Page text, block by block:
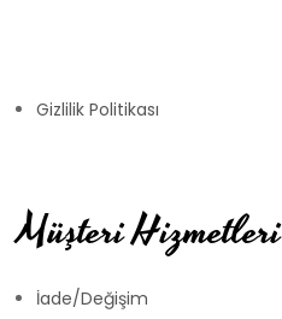
Gizlilik Politikası
Müşteri Hizmetleri
İade/Değişim